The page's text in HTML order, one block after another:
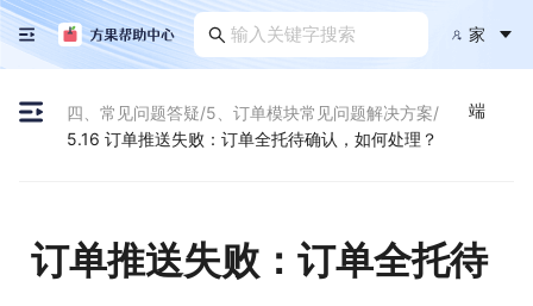
家
端
四、常见问题答疑/5、订单模块常见问题解决方案/
5.16 订单推送失败：订单全托待确认，如何处理？
订单推送失败：订单全托待